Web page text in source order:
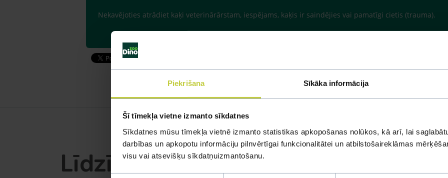
Piekrišana Sīkāka informācija
Šī tīmekļa vietne izmanto sīkdatnes
Sīkdatnes mūsu tīmekļa vietnē izmanto statistikas apkopošanas nolūkos, kā arī, lai
darbības un apkopotu informāciju pilnvērtīgai funkcionalitātei un atbilstošaireklāmas
visu vai atsevišķu sīkdatņuizmantošanu.
Nekavējoties atrādiet kaķi veterinārārstam, iespējams, kaķis ir saindējies vai pamatīgi cietis (trauma).
Līdzīgi jautājumi